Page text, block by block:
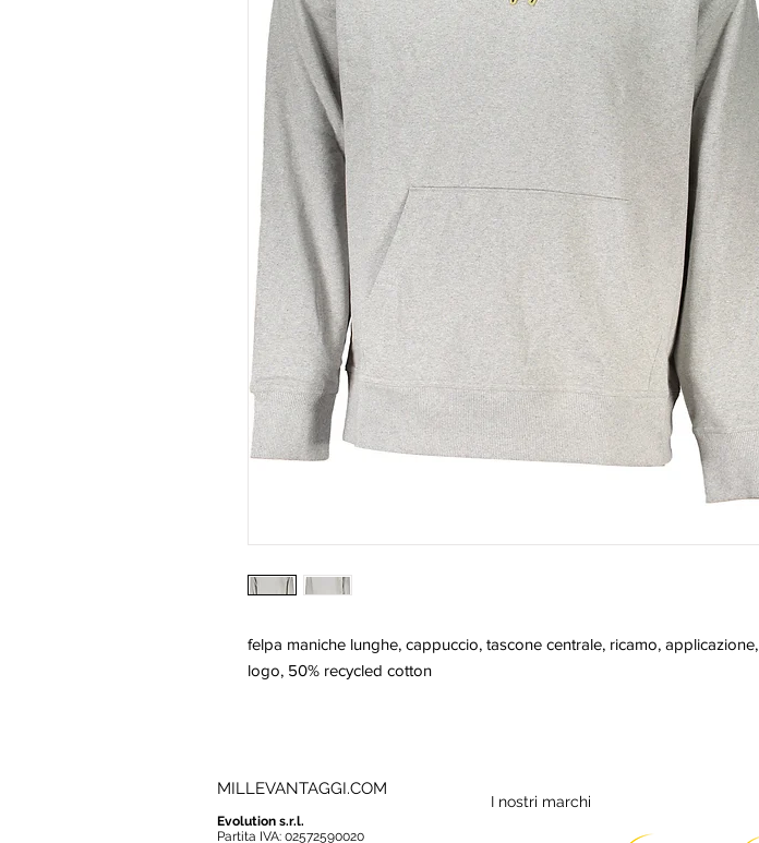
felpa maniche lunghe, cappuccio, tascone centrale, ricamo, applicazione,
logo, 50% recycled cotton
MILLEVANTAGGI.COM
Evolution s.r.l.
Partita IVA: 02572590020
I nostri marchi